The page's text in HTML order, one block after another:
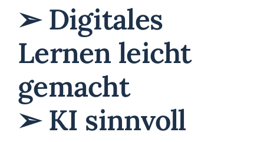
➢ Digitales
Lernen leicht
gemacht
➢ KI sinnvoll